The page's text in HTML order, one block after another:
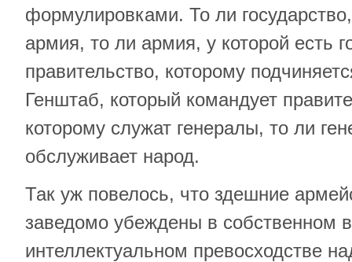
формулировками. То ли государство,
армия, то ли армия, у которой есть
правительство, которому
Генштаб, который командует
которому служат генералы, то ли
обслуживает народ.
Так уж повелось, что здешние
заведомо убеждены в собственном
интеллектуальном превосходстве